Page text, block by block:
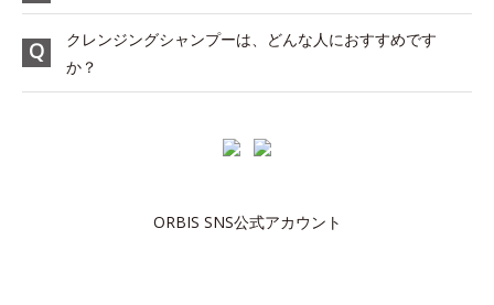
クレンジングシャンプーは、どんな人におすすめです
か？
ORBIS SNS公式アカウント